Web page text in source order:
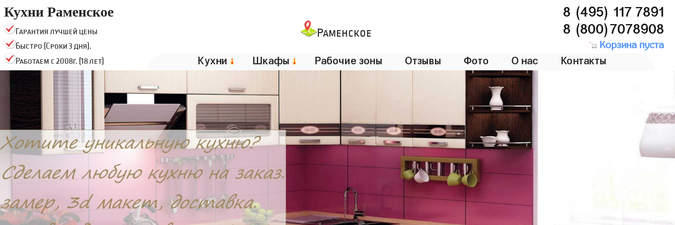
Кухни Раменское
Гарантия лучшей цены
Быстро (Сроки 3 дня).
Работаем с 2008г. (18 лет)
Раменское
8 (495) 117 7891
8 (800)7078908
Корзина пуста
Кухни ↓ Шкафы ↓ Рабочие зоны Отзывы Фото О нас Контакты